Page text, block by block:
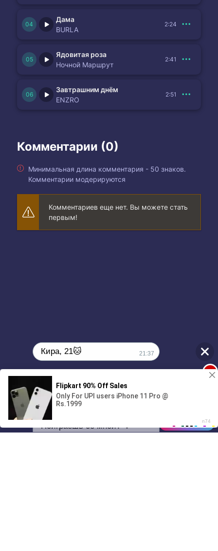
Дама
BURLA
2:24
Ядовитая роза
Ночной Маршрут
2:41
Завтрашним днём
ENZRO
2:51
Комментарии (0)
Минимальная длина комментария - 50 знаков.
Комментарии модерируются
Комментариев еще нет. Вы можете стать
первым!
01/07
00:00
Кира, 21🐱 21:37
Поиграешь со мной? 💖🐾
1